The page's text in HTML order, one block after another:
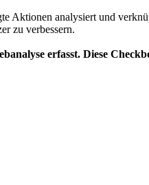
Aktionen analysiert und
zu verbessern.
erfasst. Diese